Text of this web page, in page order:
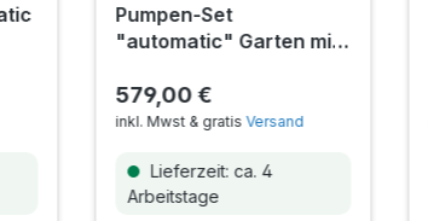
Pumpen-Set
"automatic" Garten mit
579,00 €
inkl. Mwst & gratisVersand
Lieferzeit: ca. 4
Arbeitstage